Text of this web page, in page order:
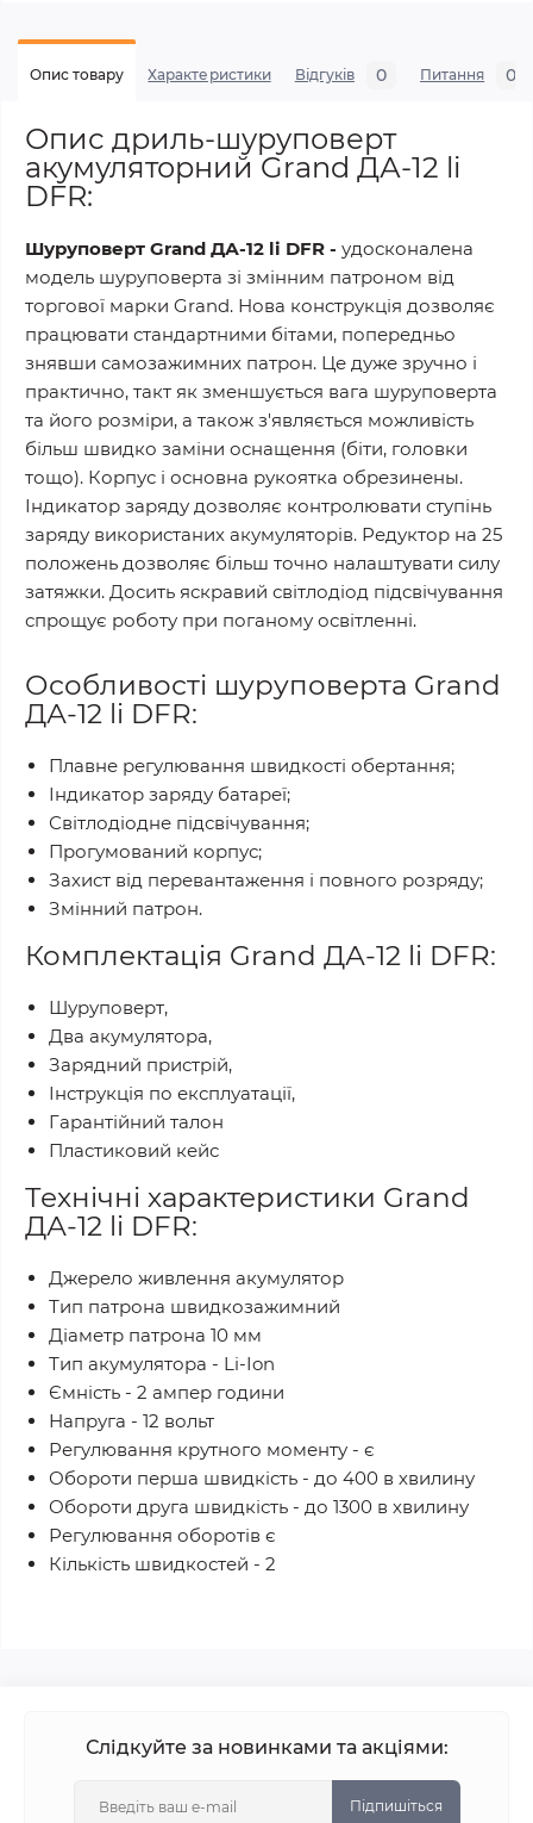
Опис товару Характеристики Відгуків 0 Питання 0
Опис дриль-шуруповерт
акумуляторний Grand ДА-12 li
DFR:
Шуруповерт Grand ДА-12 li DFR - удосконалена
модель шуруповерта зі змінним патроном від
торгової марки Grand. Нова конструкція дозволяє
працювати стандартними бітами, попередньо
знявши самозажимних патрон. Це дуже зручно і
практично, такт як зменшується вага шуруповерта
та його розміри, а також з'являється можливість
більш швидко заміни оснащення (біти, головки
тощо). Корпус і основна рукоятка обрезинены.
Індикатор заряду дозволяє контролювати ступінь
заряду використаних акумуляторів. Редуктор на 25
положень дозволяє більш точно налаштувати силу
затяжки. Досить яскравий світлодіод підсвічування
спрощує роботу при поганому освітленні.
Особливості шуруповерта Grand
ДА-12 li DFR:
Плавне регулювання швидкості обертання;
Індикатор заряду батареї;
Світлодіодне підсвічування;
Прогумований корпус;
Захист від перевантаження і повного розряду;
Змінний патрон.
Комплектація Grand ДА-12 li DFR:
Шуруповерт,
Два акумулятора,
Зарядний пристрій,
Інструкція по експлуатації,
Гарантійний талон
Пластиковий кейс
Технічні характеристики Grand
ДА-12 li DFR:
Джерело живлення акумулятор
Тип патрона швидкозажимний
Діаметр патрона 10 мм
Тип акумулятора - Li-Ion
Ємність - 2 ампер години
Напруга - 12 вольт
Регулювання крутного моменту - є
Обороти перша швидкість - до 400 в хвилину
Обороти друга швидкість - до 1300 в хвилину
Регулювання оборотів є
Кількість швидкостей - 2
Слідкуйте за новинками та акціями:
Підпишіться